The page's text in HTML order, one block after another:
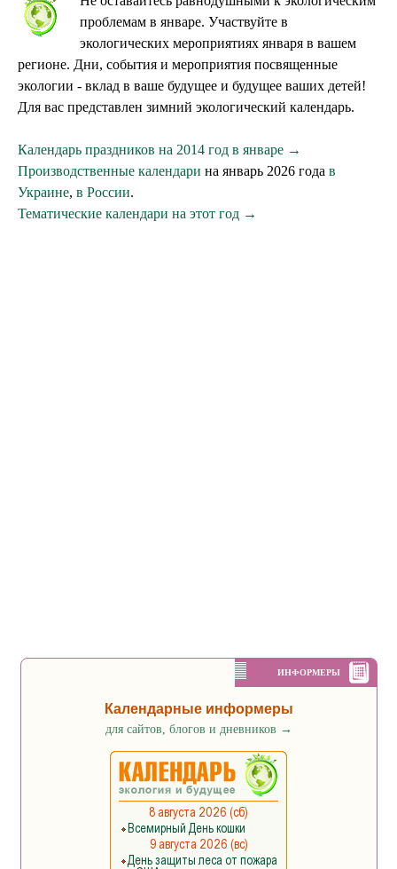
проблемам в январе. Участвуйте в
экологических мероприятиях января в вашем
регионе. Дни, события и мероприятия посвященные
экологии - вклад в ваше будущее и будущее ваших детей!
Для вас представлен зимний экологический календарь.
Календарь праздников на 2014 год в январе →
Производственные календари на январь 2026 года в
Украине, в России.
Тематические календари на этот год →
ИНФОРМЕРЫ
Календарные информеры
для сайтов, блогов и дневников →